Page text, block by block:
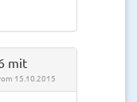
mit
15.10.2015